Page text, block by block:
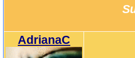
AdrianaC